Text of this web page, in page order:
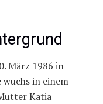
März 1986 in
in einem
Katia